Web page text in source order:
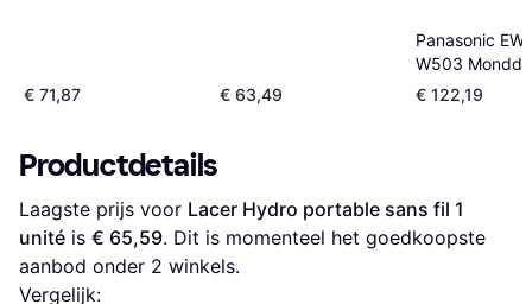
€ 71,87 € 63,49
Panasonic
W503
Wit
€ 122,19
Productdetails
Laagste prijs voor Lacer Hydro portable sans fil 1
unité is € 65,59. Dit is momenteel het goedkoopste
aanbod onder 2 winkels.
Vergelijk: